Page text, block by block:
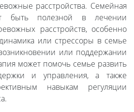
расстройства. Семейная
быть полезной в лечении
расстройств, особенно
или стрессоры в семье
или поддержании
может помочь семье развить
и управления, а также
навыкам регуляции